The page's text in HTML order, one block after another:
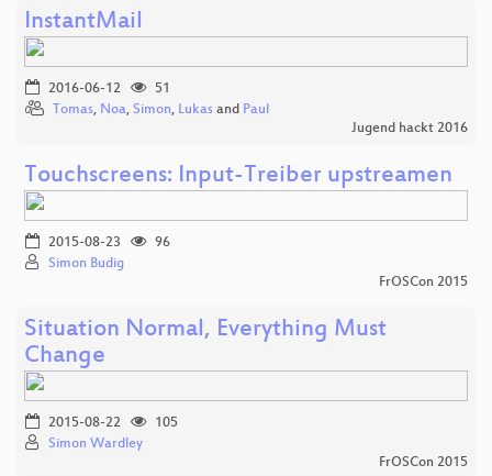
InstantMail
2016-06-12
51
Tomas, Noa, Simon, Lukas and Paul
Jugend hackt 2016
Touchscreens: Input-Treiber upstreamen
2015-08-23
96
Simon Budig
FrOSCon 2015
Situation Normal, Everything Must
Change
2015-08-22
105
Simon Wardley
FrOSCon 2015